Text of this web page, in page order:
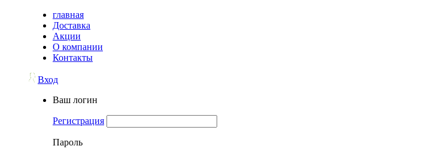
главная
Доставка
Акции
О компании
Контакты
Вход
Ваш логин
Регистрация
Пароль